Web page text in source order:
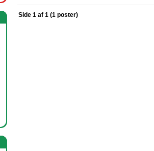
Side 1 af 1 (1 poster)